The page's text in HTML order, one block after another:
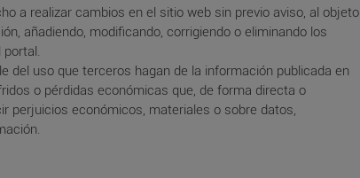
a realizar cambios en el sitio web sin previo aviso, al objeto
añadiendo, modificando, corrigiendo o eliminando los
del uso que terceros hagan de la información publicada en
o pérdidas económicas que, de forma directa o
perjuicios económicos, materiales o sobre datos,